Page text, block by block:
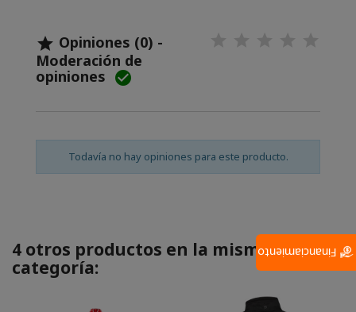
 Opiniones (0) -
Moderación de
opiniones 
Todavía no hay opiniones para este producto.
4 otros productos en la misma
categoría:
Financiamiento